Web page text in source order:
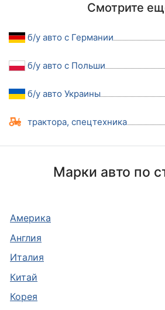
Смотрите
б/у авто с Германии
б/у авто с Польши
б/у авто Украины
трактора, спецтехника
Марки авто по
Америка
Англия
Италия
Китай
Корея